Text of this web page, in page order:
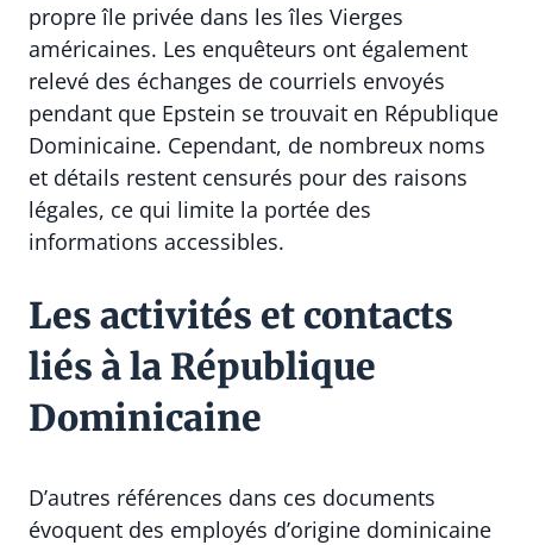
propre île privée dans les îles Vierges
américaines. Les enquêteurs ont également
relevé des échanges de courriels envoyés
pendant que Epstein se trouvait en République
Dominicaine. Cependant, de nombreux noms
et détails restent censurés pour des raisons
légales, ce qui limite la portée des
informations accessibles.
Les activités et contacts
liés à la République
Dominicaine
D’autres références dans ces documents
évoquent des employés d’origine dominicaine